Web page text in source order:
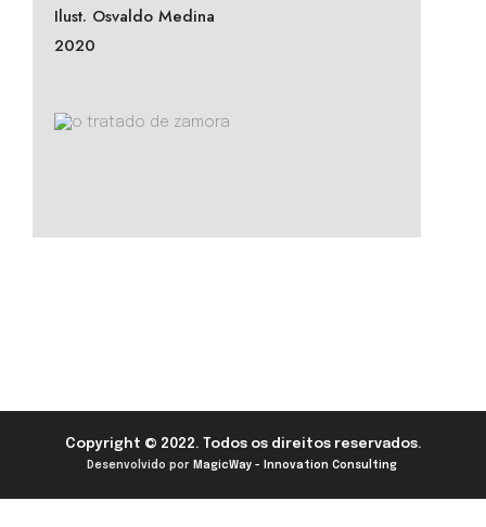
Ilust. Osvaldo Medina
2020
Copyright © 2022. Todos os direitos reservados.
Desenvolvido por MagicWay - Innovation Consulting